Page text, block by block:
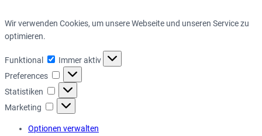
Wir verwenden Cookies, um unsere Webseite und unseren Service zu
optimieren.
Funktional Funktional
Immer aktiv
Preferences
Preferences
Statistiken Statistiken
Marketing Marketing
Optionen verwalten